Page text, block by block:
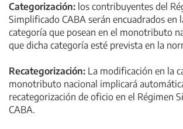
Categorización: los contribuyentes del
Simplificado CABA serán encuadrados en
categoría que posean en el monotributo
que dicha categoría esté prevista en la
Recategorización: La modificación en la
monotributo nacional implicará
recategorización de oficio en el Régimen
CABA.